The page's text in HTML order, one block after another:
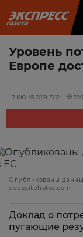
Уровень
Европе
7 ИЮНЯ 2019, 15:12
Опубликованы
depositphotos.com
Доклад о
пугающие